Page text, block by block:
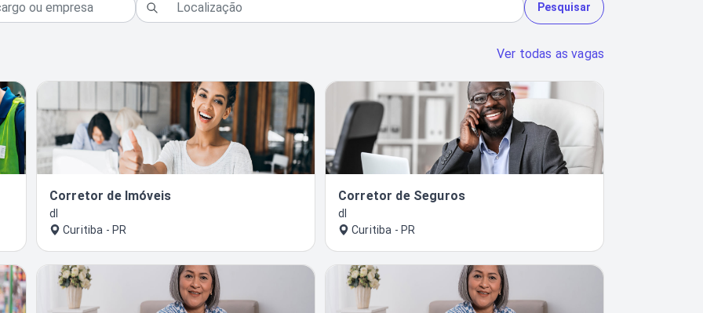
Pesquisar
Ver todas as vagas
Corretor de Imóveis
dl
Curitiba - PR
Corretor de Seguros
dl
Curitiba - PR